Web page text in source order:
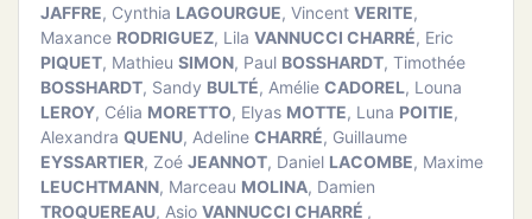
JAFFRE, Cynthia LAGOURGUE, Vincent VERITE,
Maxance RODRIGUEZ, Lila VANNUCCI CHARRÉ, Eric
PIQUET, Mathieu SIMON, Paul BOSSHARDT, Timothée
BOSSHARDT, Sandy BULTÉ, Amélie CADOREL, Louna
LEROY, Célia MORETTO, Elyas MOTTE, Luna POITIE,
Alexandra QUENU, Adeline CHARRÉ, Guillaume
EYSSARTIER, Zoé JEANNOT, Daniel LACOMBE, Maxime
LEUCHTMANN, Marceau MOLINA, Damien
TROQUEREAU, Asio VANNUCCI CHARRÉ ,